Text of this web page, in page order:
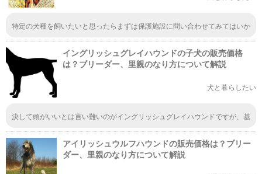
特定の犬種を飼いたいと思ったらまずは保護施設に問い合わせてみてはいか
に繋がります。新たにショップなどで購入を検討する前に、里親について１
度考えてみるのも良いですよ。イングリッシュグレイハウンドの子犬の販売価格
は？ブリーダー、里親のなり方について解説
犬と暮らしたい
決して頭がいいとは言い難いのがイングリッシュグレイハウンドですが、基
かない事や、一度来た道を戻るのが嫌いで、これまた動かなくなってしまう
ことがよくあったり、 小動物（猫や子犬や小型犬も）を追いかけて捕まえ
ようとする事があるので気をつけないといけません。 可能であれば、海外
でドッグレースを引退したたくさんのイングリッシュグレイハウンドが里親
を探しているので、ブリーダーが出現してたくさん子犬を”売る”なんていう
アイリッシュウルフハウンドの販売価格は？ブリー
ダー、里親のなり方について解説